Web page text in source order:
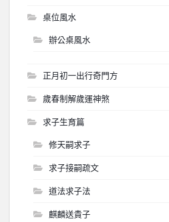
桌位風水
辦公桌風水
正月初一出行奇門方
歲春制解歲運神煞
求子生育篇
修天嗣求子
求子接嗣疏文
道法求子法
麒麟送貴子